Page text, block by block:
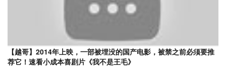
【越哥】2014年上映，一部被埋没的国产电影，被禁之前必须要推
荐它！速看小成本喜剧片《我不是王毛》